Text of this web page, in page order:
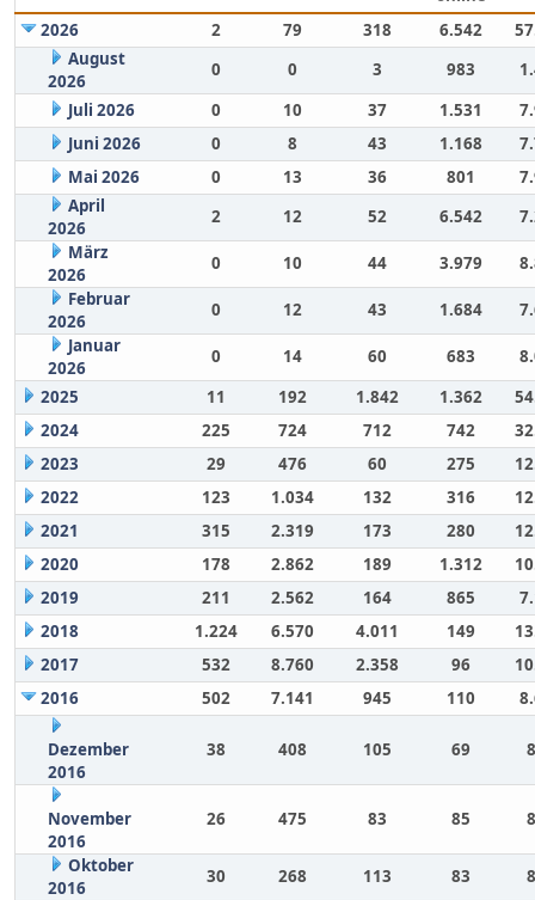
2026
2 79 318 6.542
August
2026
0 0 3 983
Juli 2026
0 10 37 1.531
Juni 2026
0 8 43 1.168
Mai 2026
0 13 36 801
April
2026
2 12 52 6.542
März
2026
0 10 44 3.979
Februar
2026
0 12 43 1.684
Januar
2026
0 14 60 683
2025
11 192 1.842 1.362
2024
225 724 712 742
2023
29 476 60 275
2022
123 1.034 132 316
2021
315 2.319 173 280
2020
178 2.862 189 1.312
2019
211 2.562 164 865
2018
1.224 6.570 4.011 149
2017
532 8.760 2.358 96
2016
502 7.141 945 110
Dezember
2016
38 408 105 69
November
2016
26 475 83 85
Oktober
2016
30 268 113 83